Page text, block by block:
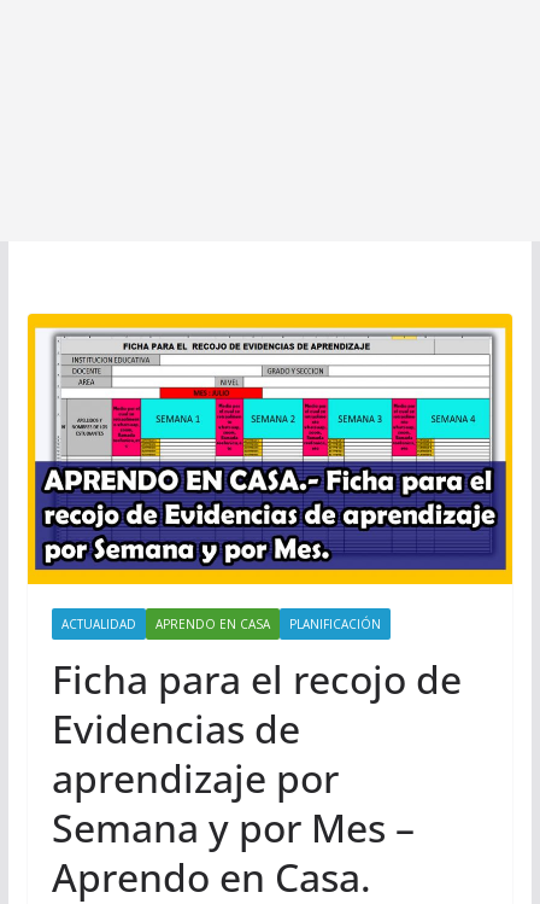
ACTUALIDAD APRENDO EN CASA PLANIFICACIÓN
Ficha para el recojo de
Evidencias de
aprendizaje por
Semana y por Mes –
Aprendo en Casa.